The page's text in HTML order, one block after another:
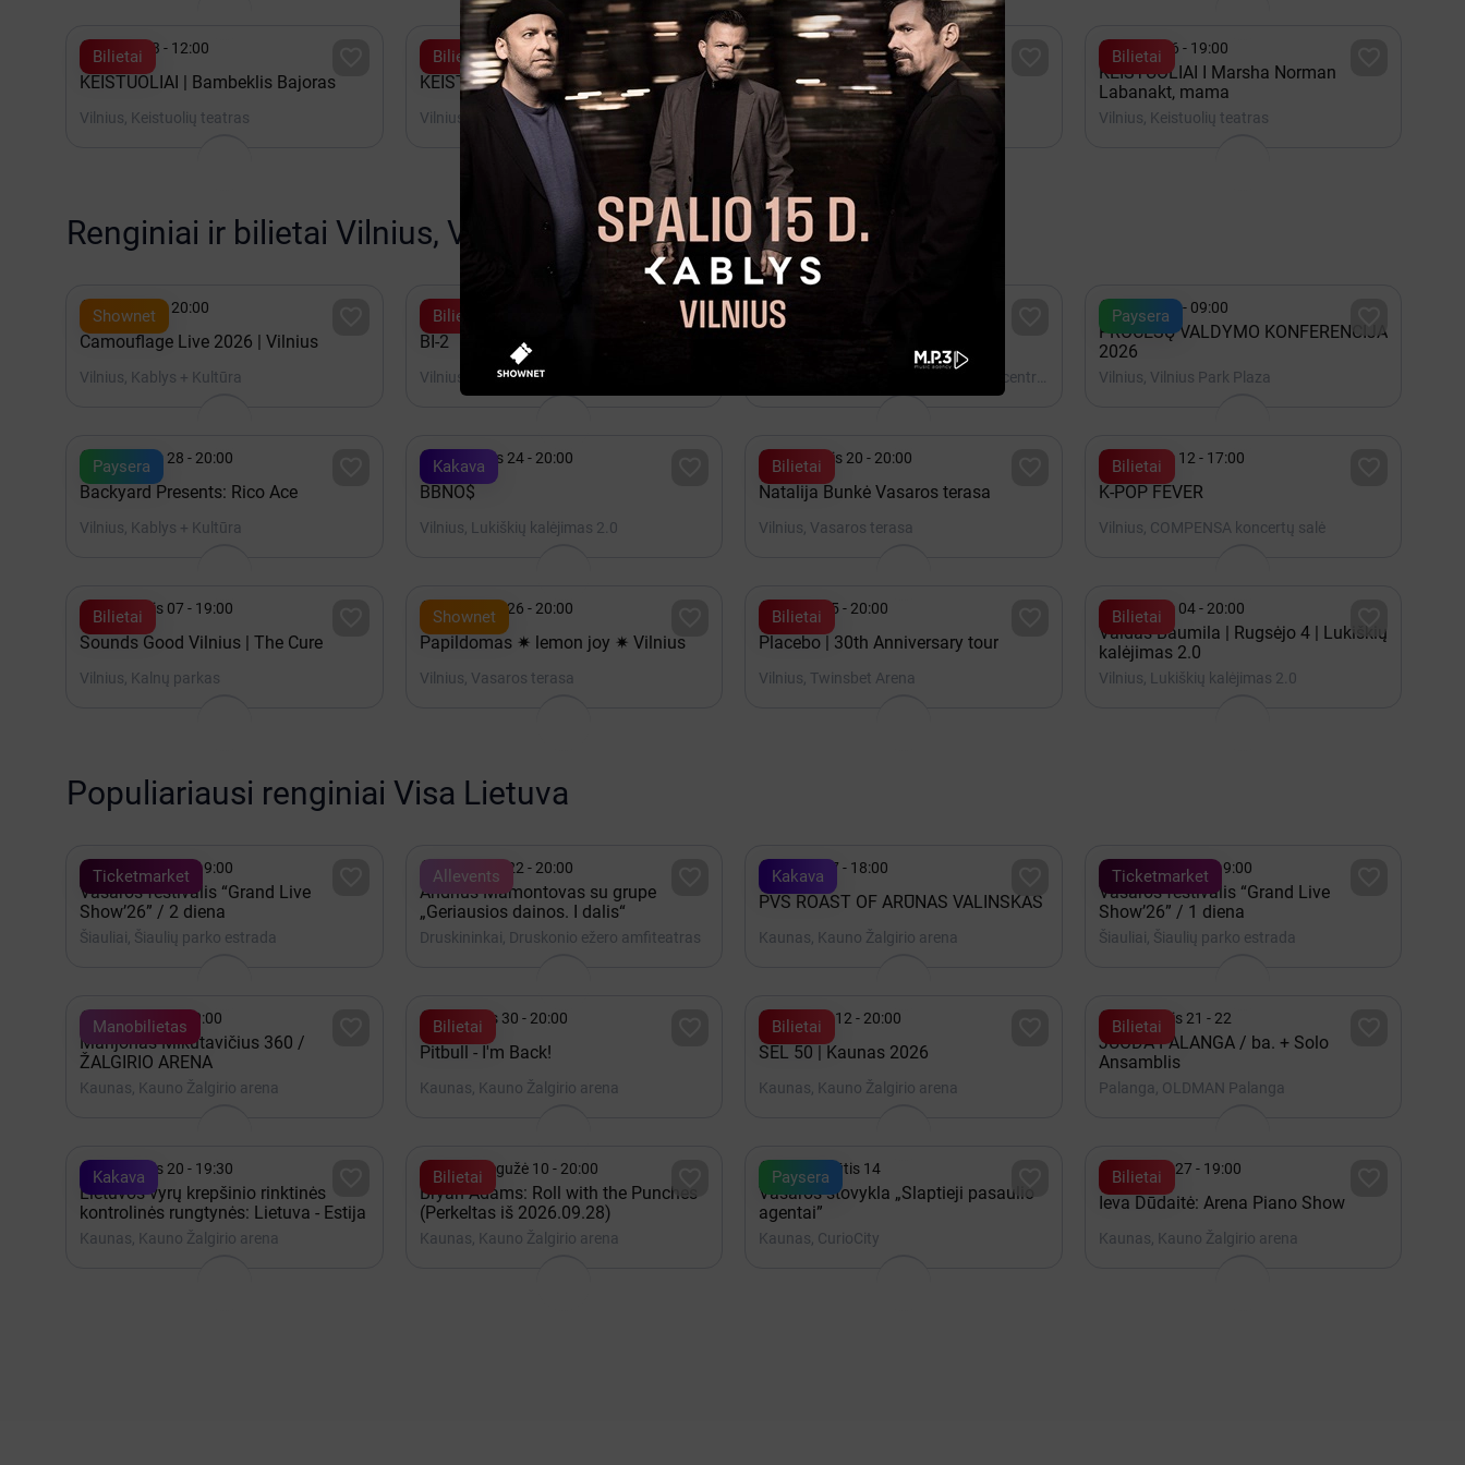
Bilietai
Spalis 03 - 12:00
KEISTUOLIAI | Bambeklis Bajoras
Vilnius, Keistuolių teatras
Bilietai 
Rugsėjis 25 - 19:00
KEISTUOLIAI | Varnas
Vilnius, Keistuolių teatras
 Spalis 02 - 19:00
Pelėkautai | Rež. Ieva Stundžytė
Vilnius, Keistuolių teatras
Bilietai
Spalis 16 - 19:00
KEISTUOLIAI I Marsha Norman
Labanakt, mama
Vilnius, Keistuolių teatras
Renginiai ir bilietai Vilnius, Visos vietos
Shownet
Spalis 15 - 20:00
Camouflage Live 2026 | Vilnius
Vilnius, Kablys + Kultūra
Bilietai 
2027 Kovas 12 - 20:00
BI-2
Vilnius, Arena Vilnius
Kakava
Lapkritis 13 - 14 Paysera 
Spalis 22 - 09:00
PROCESŲ VALDYMO KONFERENCIJA
2026
Vilnius, Vilnius Park Plaza
Paysera
Rugpjūtis 28 - 20:00
Backyard Presents: Rico Ace
Vilnius, Kablys + Kultūra
Kakava
 Rugpjūtis 24 - 20:00
BBNO$
Vilnius, Lukiškių kalėjimas 2.0
Bilietai
Rugpjūtis 20 - 20:00
Natalija Bunkė Vasaros terasa
Vilnius, Vasaros terasa
Bilietai
Rugsėjis 12 - 17:00
K-POP FEVER
Vilnius, COMPENSA koncertų salė
Bilietai
Rugpjūtis 07 - 19:00
Sounds Good Vilnius | The Cure
Vilnius, Kalnų parkas
Shownet
Rugpjūtis 26 - 20:00
Papildomas ✷ lemon joy ✷ Vilnius
Vilnius, Vasaros terasa
Bilietai
Spalis 15 - 20:00
Placebo | 30th Anniversary tour
Vilnius, Twinsbet Arena
Bilietai 
Rugsėjis 04 - 20:00
Vaidas Baumila | Rugsėjo 4 | Lukiškių
kalėjimas 2.0
Vilnius, Lukiškių kalėjimas 2.0
Populiariausi renginiai Visa Lietuva
Ticketmarket
Rugpjūtis 08 - 19:00
Vasaros festivalis “Grand Live
Show’26” / 2 diena
Šiauliai, Šiaulių parko estrada
Allevents
 Rugpjūtis 22 - 20:00
Andrius Mamontovas su grupe
„Geriausios dainos. I dalis“
Druskininkai, Druskonio ežero amfiteatras
Kakava
Spalis 17 - 18:00
PVŠ ROAST OF ARŪNAS VALINSKAS
Kaunas, Kauno Žalgirio arena
Ticketmarket
Rugpjūtis 07 - 19:00
Vasaros festivalis “Grand Live
Show’26” / 1 diena
Šiauliai, Šiaulių parko estrada
Manobilietas
 Gruodis 19 - 20:00
Marijonas Mikutavičius 360 /
ŽALGIRIO ARENA
Kaunas, Kauno Žalgirio arena
Bilietai
Lapkritis 30 - 20:00
Pitbull - I'm Back!
Kaunas, Kauno Žalgirio arena
Bilietai
Gruodis 12 - 20:00
SEL 50 | Kaunas 2026
Kaunas, Kauno Žalgirio arena
Bilietai
Rugpjūtis 21 - 22
JUODA PALANGA / ba. + Solo
Ansamblis
Palanga, OLDMAN Palanga
Kakava
Rugpjūtis 20 - 19:30
Lietuvos vyrų krepšinio rinktinės
kontrolinės rungtynės: Lietuva - Estija
Kaunas, Kauno Žalgirio arena
Bilietai
2027 Gegužė 10 - 20:00
Bryan Adams: Roll with the Punches
(Perkeltas iš 2026.09.28)
Kaunas, Kauno Žalgirio arena
Paysera
iki Rugpjūtis 14
Vasaros stovykla „Slaptieji pasaulio
agentai”
Kaunas, CurioCity
Bilietai
Gruodis 27 - 19:00
Ieva Dūdaitė: Arena Piano Show
Kaunas, Kauno Žalgirio arena